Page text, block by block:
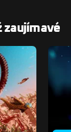
zaujímavé